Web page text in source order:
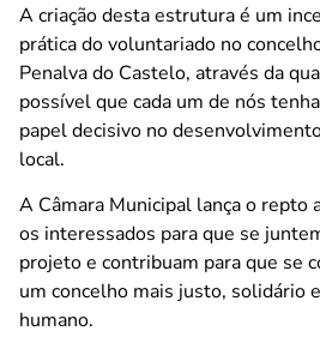
A criação desta estrutura é um
prática do voluntariado no
Penalva do Castelo, através da
possível que cada um de nós
papel decisivo no
local.
A Câmara Municipal lança o repto
os interessados para que se
projeto e contribuam para que se
um concelho mais justo, solidário e
humano.